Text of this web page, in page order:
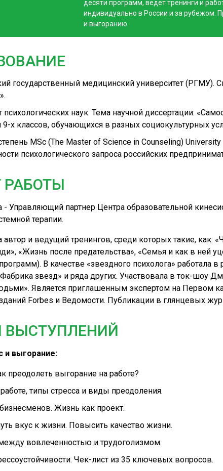
десяти программ, ведет тренинги и
индивидуально в России и за рубежом.
и выгоранию.
государственный медицинский университет (РГМУ).
психологических наук. Тема научной диссертации:
9-х классов, обучающихся в разных социокультурных
MSc (The Master of Science in Counseling)
психологического запроса российских
- Управляющий партнер Центра образовательной
терапии.
автор и ведущий тренингов, среди которых такие, как:
«Жизнь после предательства», «Семья и как в ней
В качестве «звездного психолога» работала
звезд» и ряда других. Участвовала в ток-шоу
Является приглашенным экспертом на Первом
Forbes и Ведомости. Публикации в глянцевых
ВЫСТУПЛЕНИЙ
и выгорание:
преодолеть выгорание на работе?
типы стресса и виды преодоления.
Жизнь как проект.
вкус к жизни. Повысить качество жизни.
вовлеченностью и трудоголизмом.
Чек-лист из 35 ключевых вопросов.